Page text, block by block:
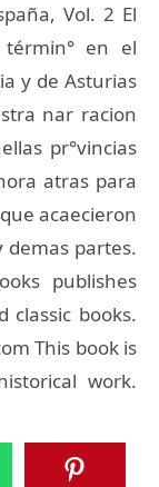
Vol. 2 El
en el
y de Asturias
nar racion
pr°vincias
atras para
acaecieron
demas partes.
publishes
books.
This book is
work.